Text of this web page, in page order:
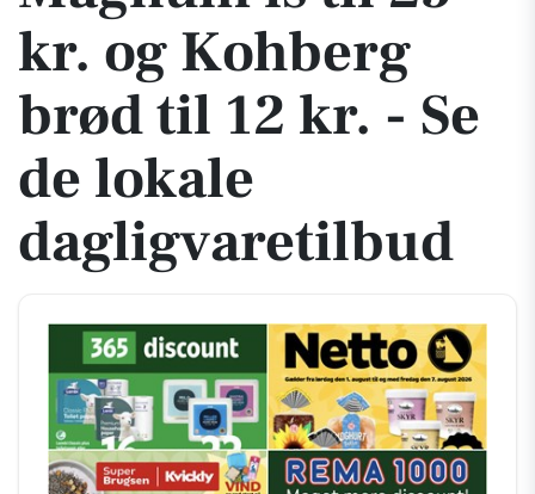
kr. og Kohberg
brød til 12 kr. - Se
de lokale
dagligvaretilbud